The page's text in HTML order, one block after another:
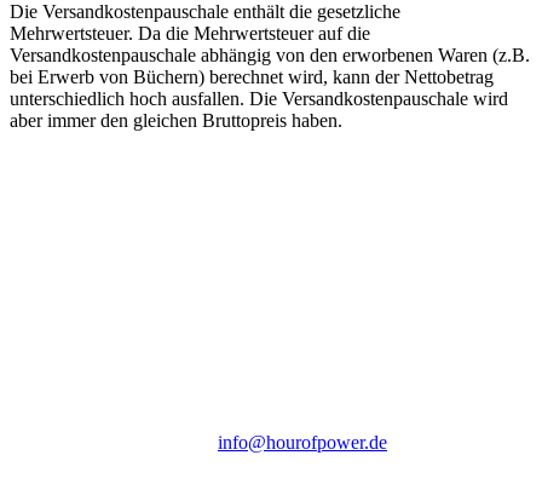
Die Versandkostenpauschale enthält die gesetzliche
Mehrwertsteuer. Da die Mehrwertsteuer auf die
Versandkostenpauschale abhängig von den erworbenen Waren (z.B.
bei Erwerb von Büchern) berechnet wird, kann der Nettobetrag
unterschiedlich hoch ausfallen. Die Versandkostenpauschale wird
aber immer den gleichen Bruttopreis haben.
info@hourofpower.de